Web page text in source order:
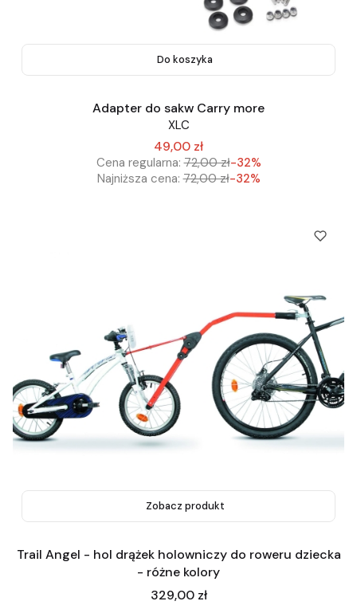
Do koszyka
Adapter do sakw Carry more
XLC
49,00 zł
Cena regularna: 72,00 zł-32%
Najniższa cena: 72,00 zł-32%
Zobacz produkt
Trail Angel - hol drążek holowniczy do roweru dziecka
- różne kolory
Cena
329,00 zł